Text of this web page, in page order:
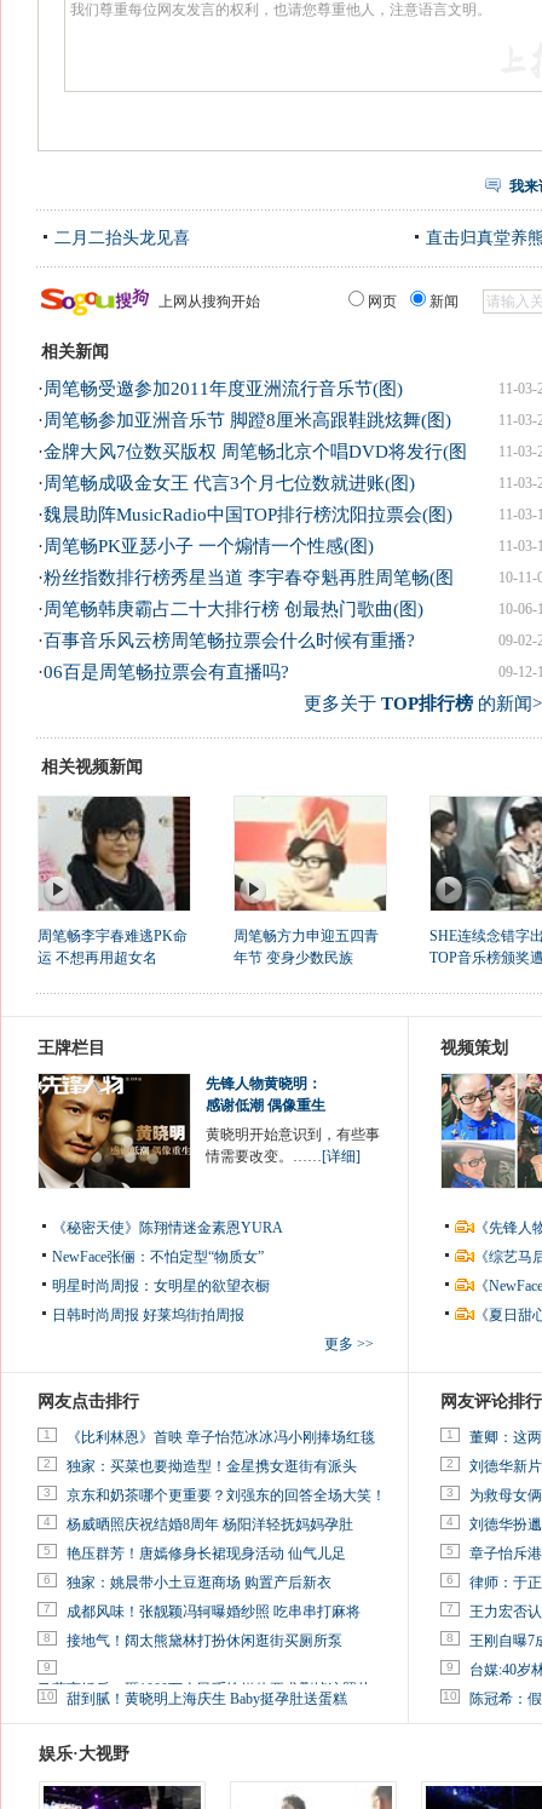
我来
二月二抬头龙见喜 直击归真堂养
上网从搜狗开始 网页 新闻
相关新闻
11-03-
·周笔畅受邀参加2011年度亚洲流行音乐节(图)
11-03-
·周笔畅参加亚洲音乐节 脚蹬8厘米高跟鞋跳炫舞(图)
11-03-
·金牌大风7位数买版权 周笔畅北京个唱DVD将发行(图
11-03-
·周笔畅成吸金女王 代言3个月七位数就进账(图)
11-03-
·魏晨助阵MusicRadio中国TOP排行榜沈阳拉票会(图)
11-03-
·周笔畅PK亚瑟小子 一个煽情一个性感(图)
10-11-
·粉丝指数排行榜秀星当道 李宇春夺魁再胜周笔畅(图
10-06-
·周笔畅韩庚霸占二十大排行榜 创最热门歌曲(图)
09-02-
·百事音乐风云榜周笔畅拉票会什么时候有重播?
09-12-
·06百是周笔畅拉票会有直播吗?
更多关于 TOP排行榜的新闻
相关视频新闻
周笔畅李宇春难逃PK命
运 不想再用超女名
周笔畅方力申迎五四青
年节 变身少数民族
SHE连续念错字
TOP音乐榜颁奖
王牌栏目
先锋人物黄晓明：
感谢低潮 偶像重生
黄晓明开始意识到，有些事
情需要改变。……[详细]
《秘密天使》陈翔情迷金素恩YURA
NewFace张俪：不怕定型“物质女”
明星时尚周报：女明星的欲望衣橱
日韩时尚周报 好莱坞街拍周报
更多 >>
视频策划
《先锋
《综艺
《
《夏日
网友点击排行
1 《比利林恩》首映 章子怡范冰冰冯小刚捧场红毯
2 独家：买菜也要拗造型！金星携女逛街有派头
3 京东和奶茶哪个更重要？刘强东的回答全场大笑！
4 杨威晒照庆祝结婚8周年 杨阳洋轻抚妈妈孕肚
5 艳压群芳！唐嫣修身长裙现身活动 仙气儿足
6 独家：姚晨带小土豆逛商场 购置产后新衣
7 成都风味！张靓颖冯轲曝婚纱照 吃串串打麻将
8 接地气！阔太熊黛林打扮休闲逛街买厕所泵
9
马蓉离婚后，砸1000万人民币给媒体要求删掉这照片
10 甜到腻！黄晓明上海庆生 Baby挺孕肚送蛋糕
网友评论排行
1 董卿：这
2 刘德华新
3 为救母女
4 刘德华扮
5 章子怡斥
6 律师：于
7 王力宏否
8 王刚自曝7
9 台媒:40岁
10 陈冠希：
娱乐·大视野